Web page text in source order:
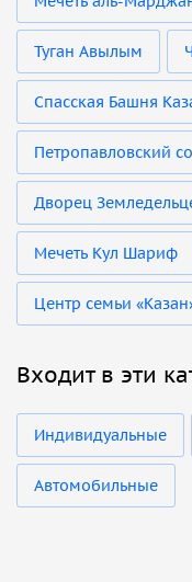
Туган Авылым
Спасская Башня
Петропавловский
Дворец
Мечеть Кул Шариф
Центр семьи
Входит в эти
Индивидуальные
Автомобильные